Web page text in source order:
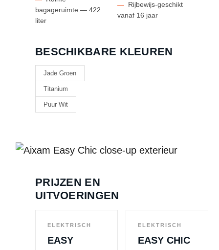
bagageruimte — 422
liter
— Rijbewijs-geschikt
vanaf 16 jaar
BESCHIKBARE KLEUREN
Jade Groen
Titanium
Puur Wit
PRIJZEN EN
UITVOERINGEN
ELEKTRISCH
EASY
ELEKTRISCH
EASY CHIC